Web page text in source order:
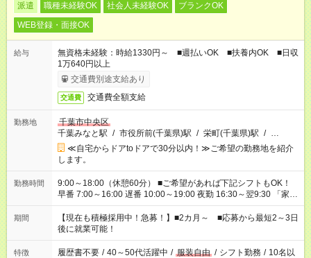
派遣 職種未経験OK 社会人未経験OK
ブランクOK
WEB登録・面接OK
給与
無資格未経験：時給1330円～ ■週払いOK ■扶養内OK ■日収
1万640円以上
交通費別途支給あり
交通費 交通費全額支給
勤務地
千葉市中央区
千葉みなと駅 / 市役所前(千葉県)駅 / 栄町(千葉県)駅 / …
≪自宅からドアtoドアで30分以内！≫ご希望の勤務地を紹介
します。
勤務時間
9:00～18:00（休憩60分） ■ご希望があれば下記シフトもOK！
早番 7:00～16:00 遅番 10:00～19:00 夜勤 16:30～翌9:30 「家族
と休みを合わせたい」 「余裕を持って夕飯の準備がしたい」
「できれば残業はしたくない」 など、ご希望を教えてください
ね。 ※Wワーク希望の方へ 今ご覧のお仕事で希望する勤務時間
と、もう1つのお仕事の勤務時間。 合計で週40時間を超える場
合は応募できません。
期間
【現在も積極採用中！急募！】■2カ月～ ■応募から最短2～3日
後に就業可能！
特徴 履歴書不要 / 40～50代活躍中 / 服装自由 / シフト勤務 / 10名以